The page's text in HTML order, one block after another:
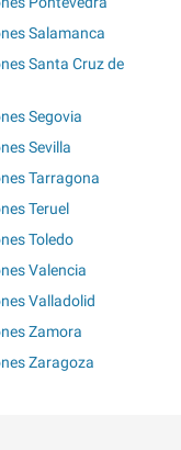
Salamanca
Santa Cruz de
Segovia
Sevilla
Tarragona
Teruel
Toledo
Valencia
Valladolid
Zamora
Zaragoza